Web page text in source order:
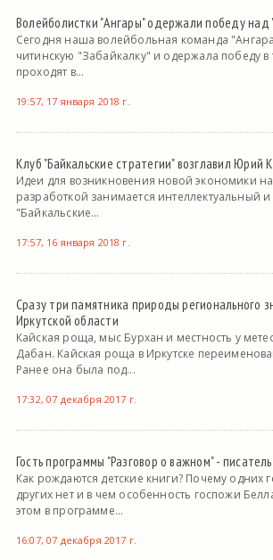
Волейболистки "Ангары" одержали победу над
Сегодня наша волейбольная команда
читинскую "Забайкалку" и одержала победу в
проходят в...
19:57, 17 января 2018 г.
Клуб "Байкальские стратегии" возглавил Юрий
Идеи для возникновения новой экономики
разработкой занимается интеллектуальный
"Байкальские...
17:57, 16 января 2018 г.
Сразу три памятника природы регионального
Иркутской области
Кайская роща, мыс Бурхан и местность у
Дабан. Кайская роща в Иркутске
Ранее она была под...
17:32, 07 декабря 2017 г.
Гость программы "Разговор о важном" -
Как рождаются детские книги? Почему одних
других нет и в чем особенность госпожи
этом в программе...
16:07, 07 декабря 2017 г.